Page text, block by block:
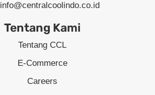
info@centralcoolindo.co.id
Tentang Kami
Tentang CCL
E-Commerce
Careers